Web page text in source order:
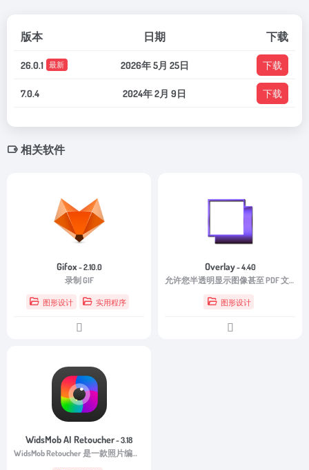
版本 日期 下载
26.0.1 最新 2026年 5月 25日 下载
7.0.4 2024年 2月 9日 下载
相关软件
Gifox- 2.10.0
录制 GIF
图形设计 实用程序
Overlay- 4.40
允许您半透明显示图像甚至 PDF 文件的框架。
图形设计
WidsMob AI Retoucher- 3.18
WidsMob Retoucher 是一款照片编辑器，可让您发现艺术照片效果的魔力。